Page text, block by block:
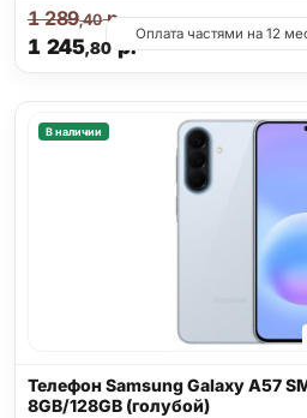
1 245,80 р.
1 289,40р.
Оплата частями на 12
В наличии
Телефон Samsung Galaxy A57
8GB/128GB (голубой)